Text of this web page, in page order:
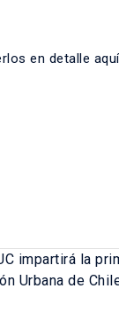
en detalle